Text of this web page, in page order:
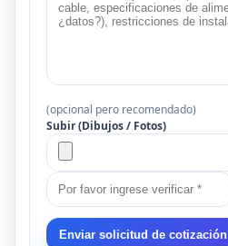
(opcional pero recomendado)
Subir (Dibujos / Fotos)
Enviar solicitud de cotización